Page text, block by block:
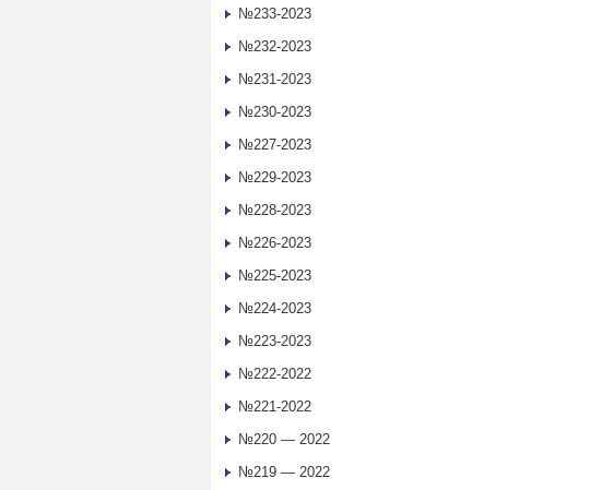
№233-2023
№232-2023
№231-2023
№230-2023
№227-2023
№229-2023
№228-2023
№226-2023
№225-2023
№224-2023
№223-2023
№222-2022
№221-2022
№220 — 2022
№219 — 2022